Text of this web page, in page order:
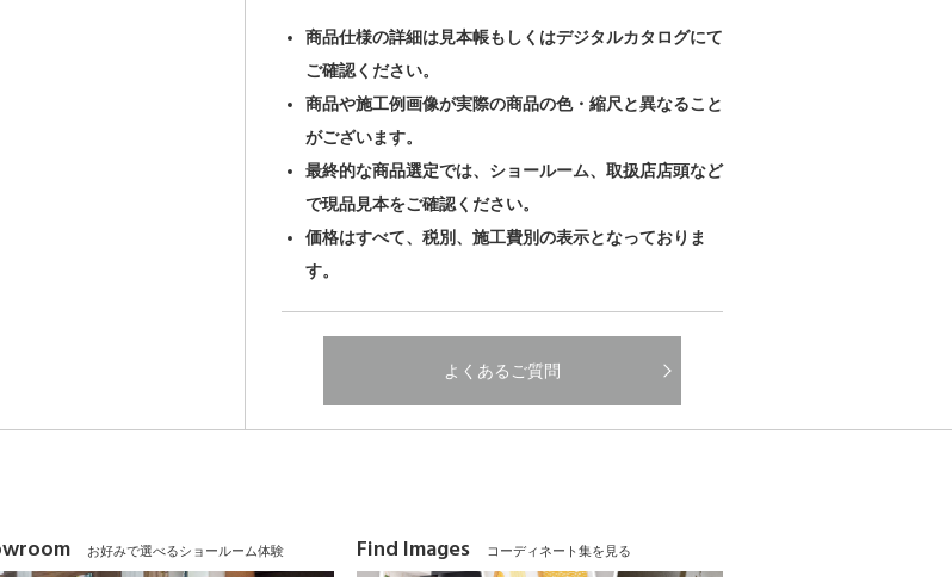
商品仕様の詳細は見本帳もしくはデジタルカタログにて
ご確認ください。
商品や施工例画像が実際の商品の色・縮尺と異なること
がございます。
最終的な商品選定では、ショールーム、取扱店店頭など
で現品見本をご確認ください。
価格はすべて、税別、施工費別の表示となっておりま
す。
よくあるご質問
お好みで選べるショールーム体験 Find Images コーディネート集を見る